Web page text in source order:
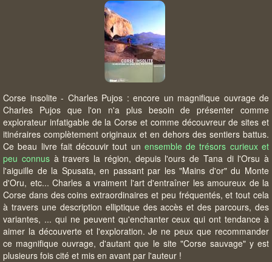
Corse insolite - Charles Pujos : encore un magnifique ouvrage de
Charles Pujos que l'on n'a plus besoin de présenter comme
explorateur infatigable de la Corse et comme découvreur de sites et
itinéraires complètement originaux et en dehors des sentiers battus.
Ce beau livre fait découvir tout un ensemble de trésors curieux et
peu connusà travers la région, depuis l'ours de Tana di l'Orsu à
l'aiguille de la Spusata, en passant par les "Mains d'or" du Monte
d'Oru, etc... Charles a vraiment l'art d'entraîner les amoureux de la
Corse dans des coins extraordinaires et peu fréquentés, et tout cela
à travers une description elliptique des accès et des parcours, des
variantes, ... qui ne peuvent qu'enchanter ceux qui ont tendance à
aimer la découverte et l'exploration. Je ne peux que recommander
ce magnifique ouvrage, d'autant que le site "Corse sauvage" y est
plusieurs fois cité et mis en avant par l'auteur !